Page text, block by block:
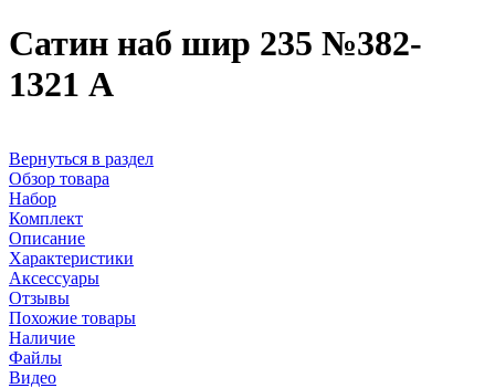
Сатин наб шир 235 №382-
1321 А
Вернуться в раздел
Обзор товара
Набор
Комплект
Описание
Характеристики
Аксессуары
Отзывы
Похожие товары
Наличие
Файлы
Видео